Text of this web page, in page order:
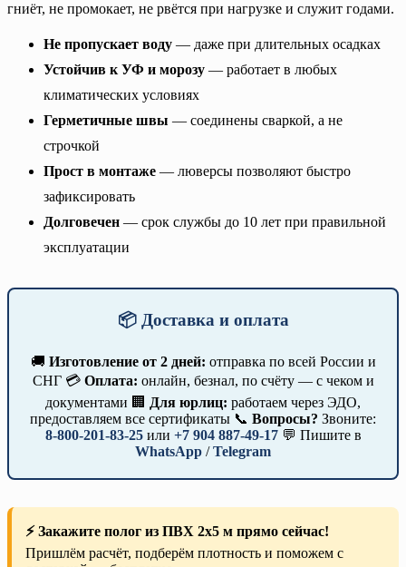
гниёт, не промокает, не рвётся при нагрузке и служит годами.
Не пропускает воду — даже при длительных осадках
Устойчив к УФ и морозу — работает в любых
климатических условиях
Герметичные швы — соединены сваркой, а не
строчкой
Прост в монтаже — люверсы позволяют быстро
зафиксировать
Долговечен — срок службы до 10 лет при правильной
эксплуатации
📦 Доставка и оплата
🚚 Изготовление от 2 дней: отправка по всей России и
СНГ 💳 Оплата: онлайн, безнал, по счёту — с чеком и
документами 🏢 Для юрлиц: работаем через ЭДО,
предоставляем все сертификаты 📞 Вопросы? Звоните:
8-800-201-83-25или +7 904 887-49-17💬 Пишите в
WhatsApp /Telegram
⚡ Закажите полог из ПВХ 2х5 м прямо сейчас!
Пришлём расчёт, подберём плотность и поможем с